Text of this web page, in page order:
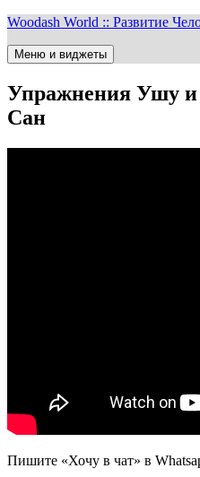
Перейти
содержимому
Woodash World :: Развитие
Меню и виджеты
Упражнения Ушу
Сан
Пишите «Хочу в чат» в